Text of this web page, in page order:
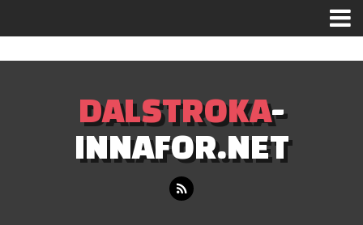
DALSTROKA-
INNAFOR.NET